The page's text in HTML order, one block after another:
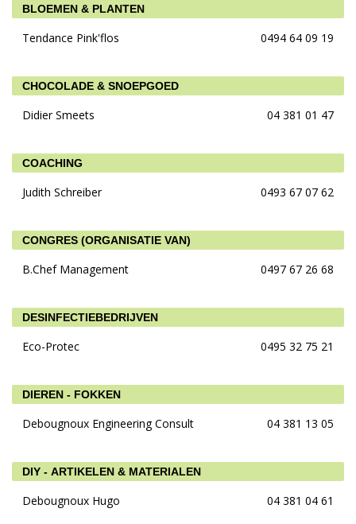
BLOEMEN & PLANTEN
Tendance Pink'flos 0494 64 09 19
CHOCOLADE & SNOEPGOED
Didier Smeets 04 381 01 47
COACHING
Judith Schreiber 0493 67 07 62
CONGRES (ORGANISATIE VAN)
B.Chef Management 0497 67 26 68
DESINFECTIEBEDRIJVEN
Eco-Protec 0495 32 75 21
DIEREN - FOKKEN
Debougnoux Engineering Consult 04 381 13 05
DIY - ARTIKELEN & MATERIALEN
Debougnoux Hugo 04 381 04 61